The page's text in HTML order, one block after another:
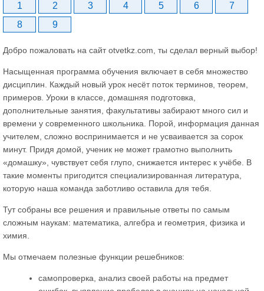
1 2 3 4 5 6
7
8
9
Добро пожаловать на сайт otvetkz.com, ты сделал верный выбор!
Насыщенная программа обучения включает в себя множество
дисциплин. Каждый новый урок несёт поток терминов, теорем,
примеров. Уроки в классе, домашняя подготовка,
дополнительные занятия, факультативы забирают много сил и
времени у современного школьника. Порой, информация данная
учителем, сложно воспринимается и не усваивается за сорок
минут. Придя домой, ученик не может грамотно выполнить
«домашку», чувствует себя глупо, снижается интерес к учёбе. В
такие моменты пригодится специализированная литература,
которую наша команда заботливо оставила для тебя.
Тут собраны все решения и правильные ответы по самым
сложным наукам: математика, алгебра и геометрия, физика и
химия.
Мы отмечаем полезные функции решебников:
самопроверка, анализ своей работы на предмет